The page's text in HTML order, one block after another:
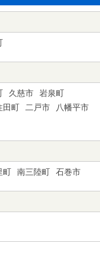
久慈市
岩泉町
田町 二戸市
八幡平市
町 南三陸町 石巻市